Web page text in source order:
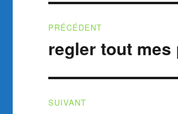
de
PRÉCÉDENT
Publication
précédente :
regler tout
SUIVANT